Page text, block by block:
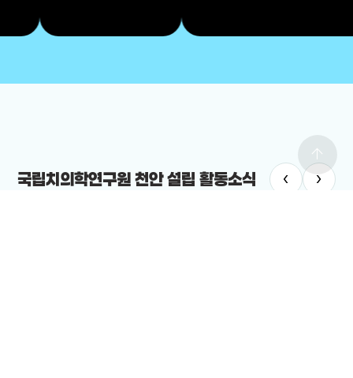
국립치의학연구원 천안 설립 활동소식 ‹ ›
arrow_upward